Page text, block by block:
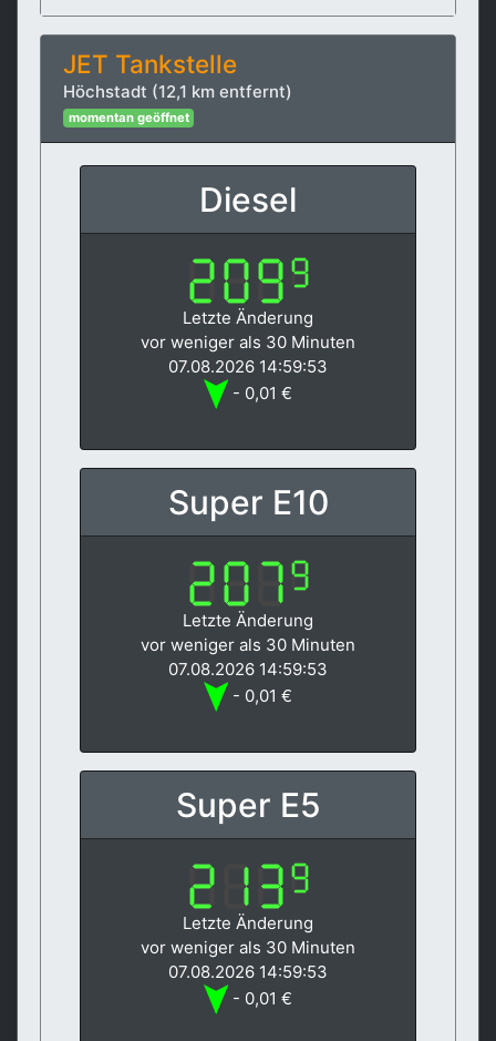
JET Tankstelle
Höchstadt (12,1 km entfernt)
momentan geöffnet
Diesel
Letzte Änderung
vor weniger als 30 Minuten
07.08.2026 14:59:53
- 0,01 €
Super E10
Letzte Änderung
vor weniger als 30 Minuten
07.08.2026 14:59:53
- 0,01 €
Super E5
Letzte Änderung
vor weniger als 30 Minuten
07.08.2026 14:59:53
- 0,01 €